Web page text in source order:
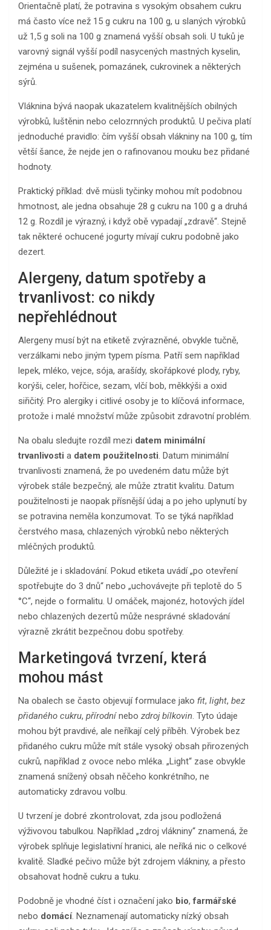
Orientačně platí, že potravina s vysokým obsahem cukru
má často více než 15 g cukru na 100 g, u slaných výrobků
už 1,5 g soli na 100 g znamená vyšší obsah soli. U tuků je
varovný signál vyšší podíl nasycených mastných kyselin,
zejména u sušenek, pomazánek, cukrovinek a některých
sýrů.
Vláknina bývá naopak ukazatelem kvalitnějších obilných
výrobků, luštěnin nebo celozrnných produktů. U pečiva platí
jednoduché pravidlo: čím vyšší obsah vlákniny na 100 g, tím
větší šance, že nejde jen o rafinovanou mouku bez přidané
hodnoty.
Praktický příklad: dvě müsli tyčinky mohou mít podobnou
hmotnost, ale jedna obsahuje 28 g cukru na 100 g a druhá
12 g. Rozdíl je výrazný, i když obě vypadají „zdravě“. Stejně
tak některé ochucené jogurty mívají cukru podobně jako
dezert.
Alergeny, datum spotřeby a
trvanlivost: co nikdy
nepřehlédnout
Alergeny musí být na etiketě zvýrazněné, obvykle tučně,
verzálkami nebo jiným typem písma. Patří sem například
lepek, mléko, vejce, sója, arašídy, skořápkové plody, ryby,
korýši, celer, hořčice, sezam, vlčí bob, měkkýši a oxid
siřičitý. Pro alergiky i citlivé osoby je to klíčová informace,
protože i malé množství může způsobit zdravotní problém.
Na obalu sledujte rozdíl mezi datem minimální
trvanlivosti a datem použitelnosti. Datum minimální
trvanlivosti znamená, že po uvedeném datu může být
výrobek stále bezpečný, ale může ztratit kvalitu. Datum
použitelnosti je naopak přísnější údaj a po jeho uplynutí by
se potravina neměla konzumovat. To se týká například
čerstvého masa, chlazených výrobků nebo některých
mléčných produktů.
Důležité je i skladování. Pokud etiketa uvádí „po otevření
spotřebujte do 3 dnů“ nebo „uchovávejte při teplotě do 5
°C“, nejde o formalitu. U omáček, majonéz, hotových jídel
nebo chlazených dezertů může nesprávné skladování
výrazně zkrátit bezpečnou dobu spotřeby.
Marketingová tvrzení, která
mohou mást
Na obalech se často objevují formulace jako fit, light, bez
přidaného cukru, přírodnínebo zdroj bílkovin. Tyto údaje
mohou být pravdivé, ale neříkají celý příběh. Výrobek bez
přidaného cukru může mít stále vysoký obsah přirozených
cukrů, například z ovoce nebo mléka. „Light“ zase obvykle
znamená snížený obsah něčeho konkrétního, ne
automaticky zdravou volbu.
U tvrzení je dobré zkontrolovat, zda jsou podložená
výživovou tabulkou. Například „zdroj vlákniny“ znamená, že
výrobek splňuje legislativní hranici, ale neříká nic o celkové
kvalitě. Sladké pečivo může být zdrojem vlákniny, a přesto
obsahovat hodně cukru a tuku.
Podobně je vhodné číst i označení jako bio,farmářské
nebo domácí. Neznamenají automaticky nízký obsah